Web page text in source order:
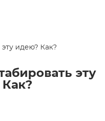
идею? Как?
эту